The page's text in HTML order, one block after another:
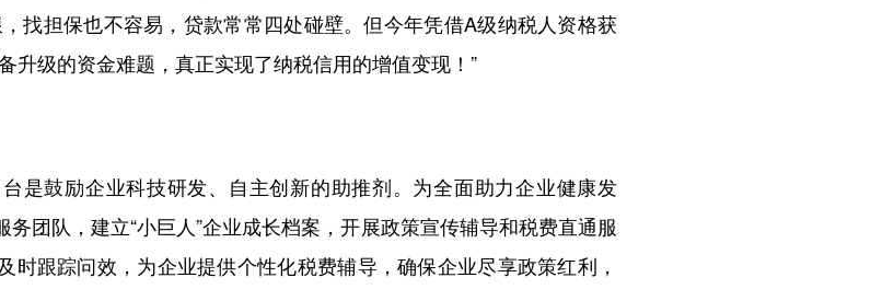
找担保也不容易，贷款常常四处碰壁。但今年凭借A级纳税人资格获
升级的资金难题，真正实现了纳税信用的增值变现！”
鼓励企业科技研发、自主创新的助推剂。为全面助力企业健康发
团队，建立“小巨人”企业成长档案，开展政策宣传辅导和税费直通服
时跟踪问效，为企业提供个性化税费辅导，确保企业尽享政策红利，